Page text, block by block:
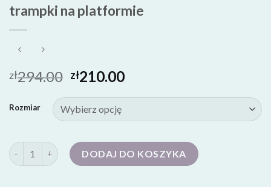
trampki na platformie
zł294.00 zł210.00
Rozmiar
ilość trampki na platformieDODAJ DO KOSZYKA